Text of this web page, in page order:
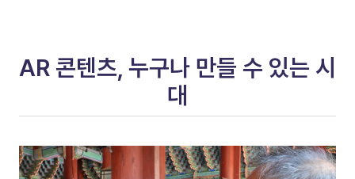
AR 콘텐츠, 누구나 만들 수 있는 시
대